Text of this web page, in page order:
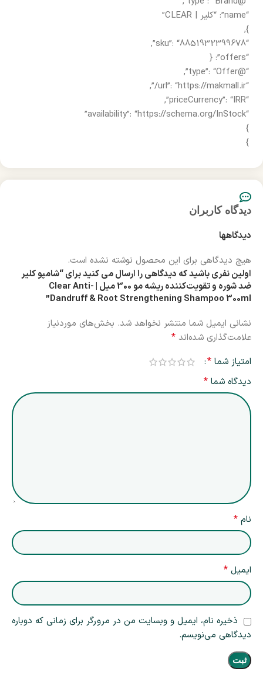
“name”: “کلیر | CLEAR”
},
“sku”: “8851932399678”,
“offers”: {
“@type”: “Offer”,
“url”: “https://makmall.ir/”,
“priceCurrency”: “IRR”,
“availability”: “https://schema.org/InStock”
}
}
دیدگاه کاربران
دیدگاهها
هیچ دیدگاهی برای این محصول نوشته نشده است.
اولین نفری باشید که دیدگاهی را ارسال می کنید برای “شامپو کلیر
ضد شوره و تقویت‌کننده ریشه مو 300 میل | Clear Anti-
Dandruff & Root Strengthening Shampoo 300ml”
نشانی ایمیل شما منتشر نخواهد شد. بخش‌های موردنیاز
علامت‌گذاری شده‌اند *
امتیاز شما *
دیدگاه شما *
نام *
ایمیل *
ذخیره نام، ایمیل و وبسایت من در مرورگر برای زمانی که دوباره
دیدگاهی می‌نویسم.